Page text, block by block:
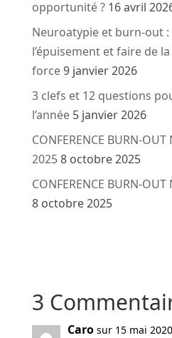
opportunité ? 16 avril
Neuroatypie et burn-out
l’épuisement et faire de
force9 janvier 2026
3 clefs et 12 questions
l’année 5 janvier 2026
CONFERENCE BURN-OUT
20258 octobre 2025
CONFERENCE BURN-
8 octobre 2025
3
Caro sur 15 mai